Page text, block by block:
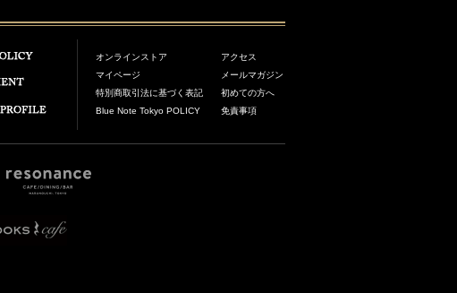
オンラインストア
マイページ
特別商取引法に基づく表記
Blue Note Tokyo POLICY
アクセス
メールマガジン
初めての方へ
免責事項